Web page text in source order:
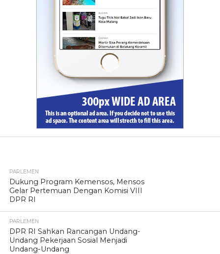
PARLEMEN
Dukung Program Kemensos, Mensos
Gelar Pertemuan Dengan Komisi VIII
DPR RI
PARLEMEN
DPR RI Sahkan Rancangan Undang-
Undang Pekerjaan Sosial Menjadi
Undang-Undang